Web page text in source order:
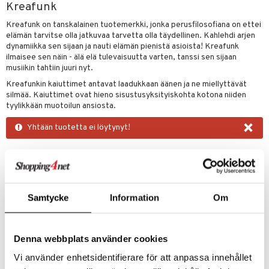
Samtycke Information Om
Denna webbplats använder cookies
Vi använder enhetsidentifierare för att anpassa innehållet
Kreafunk
Kreafunk on tanskalainen tuotemerkki, jonka perusfilosofiana on ettei
elämän tarvitse olla jatkuvaa tarvetta olla täydellinen. Kahlehdi arjen
dynamiikka sen sijaan ja nauti elämän pienistä asioista! Kreafunk
ilmaisee sen näin - älä elä tulevaisuutta varten, tanssi sen sijaan
musiikin tahtiin juuri nyt.
Kreafunkin kaiuttimet antavat laadukkaan äänen ja ne miellyttävät
silmää. Kaiuttimet ovat hieno sisustusyksityiskohta kotona niiden
tyylikkään muotoilun ansiosta.
×
Yhtään tuotetta ei löytynyt!
& Sähkövatkaimet
koneet
& Cocktailasit
& Aveclasit
& Konjakkilasit
lautaset
Kattilat
Maustemyllyt
/ Outdoor
& Kulhot
& Tyynyliinat
& Peitot
& Korit
& Veistokset
Art
& Lyhdyt
& Hyllyt
& Koukut
& Korit
tekstiilit
tekstiilit
tekstiilit
& Peitot
hyönteissuoja
ruokinta
& Lyhdyt
& vastauksia